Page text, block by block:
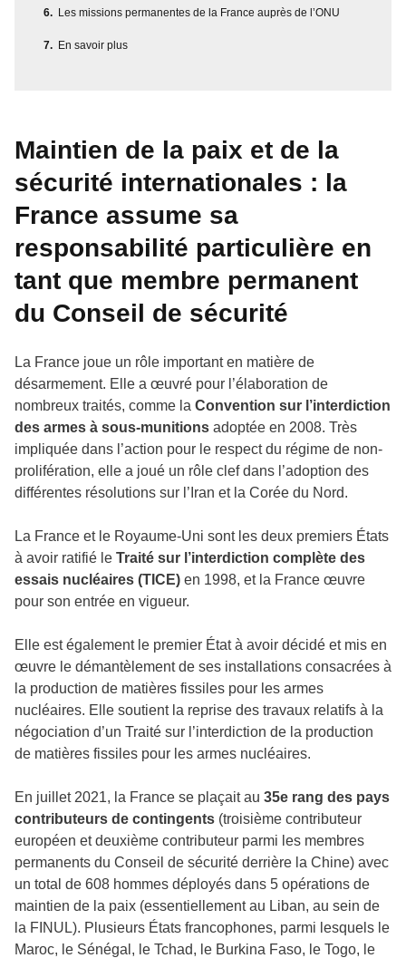
Les missions permanentes de la France auprès de l’ONU
En savoir plus
Maintien de la paix et de la
sécurité internationales : la
France assume sa
responsabilité particulière en
tant que membre permanent
du Conseil de sécurité
La France joue un rôle important en matière de
désarmement. Elle a œuvré pour l’élaboration de
nombreux traités, comme la Convention sur l’interdiction
des armes à sous-munitions adoptée en 2008. Très
impliquée dans l’action pour le respect du régime de non-
prolifération, elle a joué un rôle clef dans l’adoption des
différentes résolutions sur l’Iran et la Corée du Nord.
La France et le Royaume-Uni sont les deux premiers États
à avoir ratifié le Traité sur l’interdiction complète des
essais nucléaires (TICE) en 1998, et la France œuvre
pour son entrée en vigueur.
Elle est également le premier État à avoir décidé et mis en
œuvre le démantèlement de ses installations consacrées à
la production de matières fissiles pour les armes
nucléaires. Elle soutient la reprise des travaux relatifs à la
négociation d’un Traité sur l’interdiction de la production
de matières fissiles pour les armes nucléaires.
En juillet 2021, la France se plaçait au 35e rang des pays
contributeurs de contingents (troisième contributeur
européen et deuxième contributeur parmi les membres
permanents du Conseil de sécurité derrière la Chine) avec
un total de 608 hommes déployés dans 5 opérations de
maintien de la paix (essentiellement au Liban, au sein de
la FINUL). Plusieurs États francophones, parmi lesquels le
Maroc, le Sénégal, le Tchad, le Burkina Faso, le Togo, le